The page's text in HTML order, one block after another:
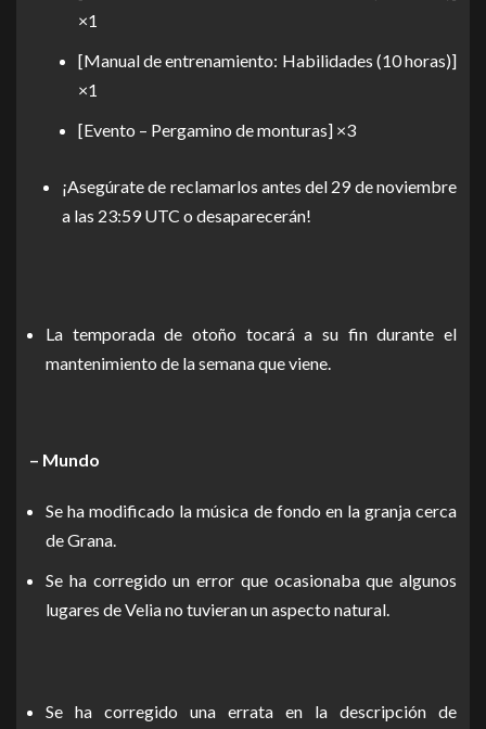
×1
[Manual de entrenamiento: Habilidades (10 horas)]
×1
[Evento – Pergamino de monturas] ×3
¡Asegúrate de reclamarlos antes del 29 de noviembre
a las 23:59 UTC o desaparecerán!
La temporada de otoño tocará a su fin durante el
mantenimiento de la semana que viene.
– Mundo
Se ha modificado la música de fondo en la granja cerca
de Grana.
Se ha corregido un error que ocasionaba que algunos
lugares de Velia no tuvieran un aspecto natural.
Se ha corregido una errata en la descripción de